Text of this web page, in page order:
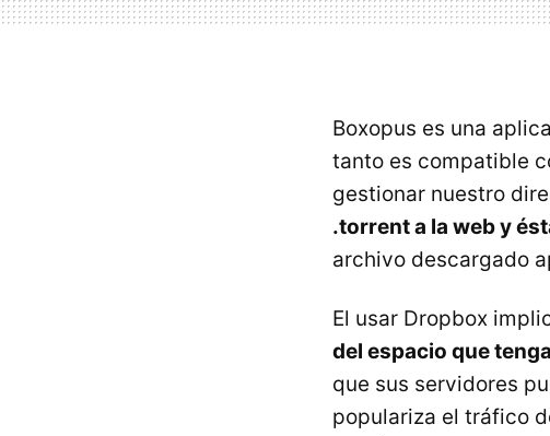
Boxopus es una
tanto es compatible
gestionar nuestro
.torrent a la web y
archivo descargado
El usar Dropbox
del espacio que
que sus servidores
populariza el tráfico